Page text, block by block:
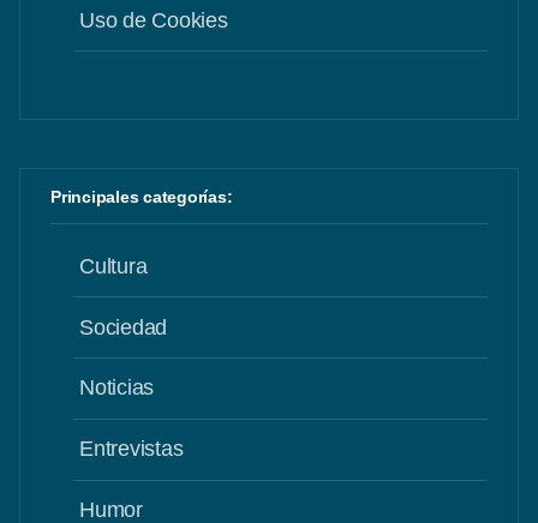
Uso de Cookies
Principales categorías:
Cultura
Sociedad
Noticias
Entrevistas
Humor